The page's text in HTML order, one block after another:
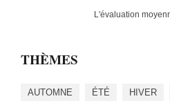
L'évaluation
THÈMES
AUTOMNE ÉTÉ HIVER